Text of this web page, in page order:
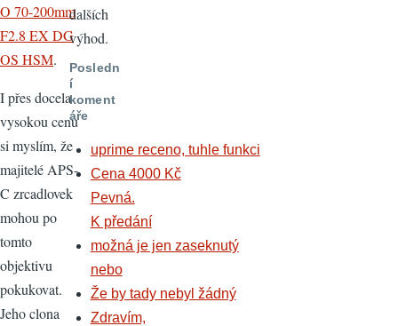
O 70-200mm
F2.8 EX DG
OS HSM.
I přes docela
vysokou cenu
si myslím, že
majitelé APS-
C zrcadlovek
mohou po
tomto
objektivu
pokukovat.
Jeho clona
dalších
výhod.
Posledn
í
koment
áře
uprime receno, tuhle funkci
Cena 4000 Kč
Pevná.
K předání
možná je jen zaseknutý
nebo
Že by tady nebyl žádný
Zdravím,